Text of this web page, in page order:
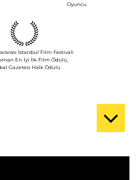
Oyuncu
İstanbul Film Festivali
En İyi İlk Film Ödülü,
Gazetesi Halk Ödülü